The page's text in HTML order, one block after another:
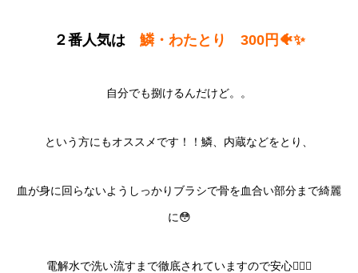
２番人気は 鱗・わたとり 300円🐠✨
自分でも捌けるんだけど。。
という方にもオススメです！！鱗、内蔵などをとり、
血が身に回らないようしっかりブラシで骨を血合い部分まで綺麗
に😳
電解水で洗い流すまで徹底されていますので安心💁‍♂️✨